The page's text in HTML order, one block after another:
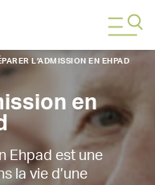
L’ADMISSION EN EHPAD
en
Ehpad est une
la vie d’une